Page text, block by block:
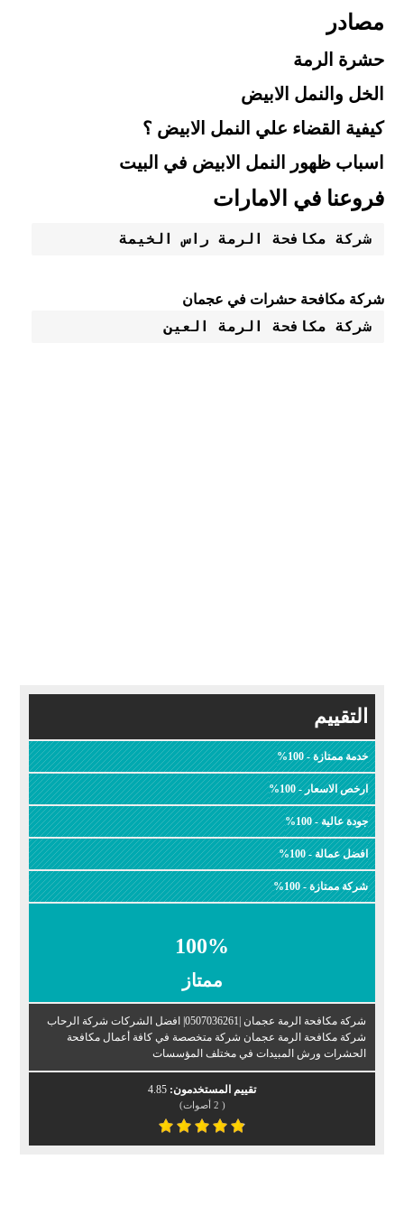
مصادر
حشرة الرمة
الخل والنمل الابيض
كيفية القضاء علي النمل الابيض ؟
اسباب ظهور النمل الابيض في البيت
فروعنا في الامارات
شركة مكافحة الرمة راس الخيمة
شركة مكافحة حشرات في عجمان
شركة مكافحة الرمة العين
التقييم
خدمة ممتازة - 100%
ارخص الاسعار - 100%
جودة عالية - 100%
افضل عمالة - 100%
شركة ممتازة - 100%
100%
ممتاز
شركة مكافحة الرمة عجمان |0507036261| افضل الشركات شركة الرحاب
شركة مكافحة الرمة عجمان شركة متخصصة في كافة أعمال مكافحة
الحشرات ورش المبيدات في مختلف المؤسسات
تقييم المستخدمون: 4.85
(
2 أصوات)